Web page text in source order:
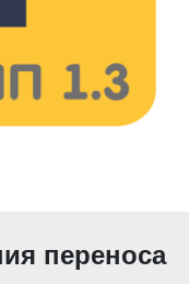
переноса